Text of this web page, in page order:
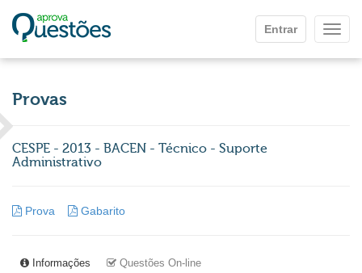
Entrar
Provas
CESPE - 2013 - BACEN - Técnico - Suporte
Administrativo
Prova Gabarito
Informações Questões On-line